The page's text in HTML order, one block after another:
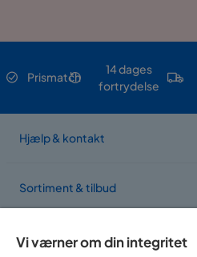
Prismatch
14 dages
fortrydelse
Hjælp & kontakt
Sortiment & tilbud
Om Trademax
Vi værner om din integritet